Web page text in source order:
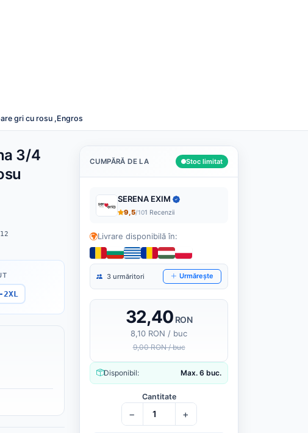
gri cu rosu ,Engros
3/4
CUMPĂRĂ DE LA Stoc limitat
SERENA EXIM
9,5/101 Recenzii
Livrare disponibilă în:
3 urmăritori Urmărește
32,40 RON
8,10 RON / buc
9,00 RON / buc
Disponibil: Max. 6 buc.
Cantitate
− +